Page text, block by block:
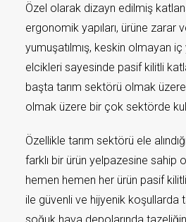
Özel olarak dizayn edilmiş
ergonomik yapıları, ürüne zarar
yumuşatılmış, keskin olmayan iç
elcikleri sayesinde pasif kilitli
başta tarım sektörü olmak üzere
olmak üzere bir çok sektörde
Özellikle tarım sektörü ele
farklı bir ürün yelpazesine sahip
hemen hemen her ürün pasif
ile güvenli ve hijyenik koşullarda